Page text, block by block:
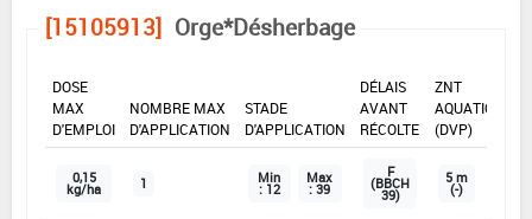
[15105913] Orge*Désherbage
DOSE
MAX
D'EMPLOI
NOMBRE MAX
D'APPLICATION
STADE
D'APPLICATION
DÉLAIS
AVANT
RÉCOLTE
ZNT
AQUATIQUE
(DVP)
0,15
kg/ha 1 Min
: 12
Max
: 39
F
(BBCH
39)
5 m
(-)